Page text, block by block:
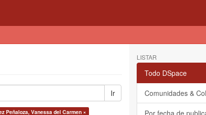
Ir
Peñaloza, Vanessa del Carmen ×
LISTAR
Todo DSpace
Comunidades &
Por fecha de